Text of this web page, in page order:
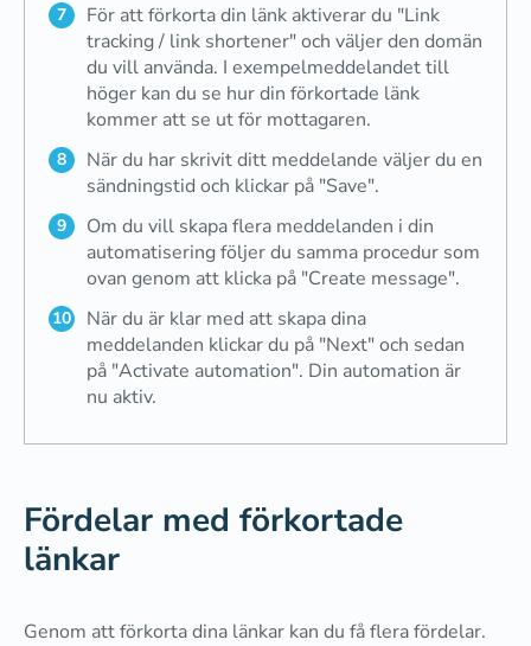
För att förkorta din länk aktiverar du "Link
tracking / link shortener" och väljer den domän
du vill använda. I exempelmeddelandet till
höger kan du se hur din förkortade länk
kommer att se ut för mottagaren.
När du har skrivit ditt meddelande väljer du en
sändningstid och klickar på "Save".
Om du vill skapa flera meddelanden i din
automatisering följer du samma procedur som
ovan genom att klicka på "Create message".
När du är klar med att skapa dina
meddelanden klickar du på "Next" och sedan
på "Activate automation". Din automation är
nu aktiv.
Fördelar med förkortade
länkar
Genom att förkorta dina länkar kan du få flera fördelar.